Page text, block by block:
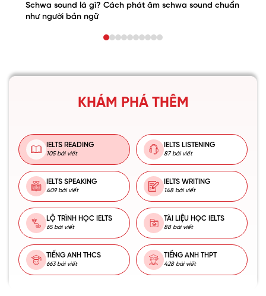
Schwa sound là gì? Cách phát âm schwa sound chuẩn
như người bản ngữ
KHÁM PHÁ THÊM
IELTS READING
105 bài viết
IELTS LISTENING
87 bài viết
IELTS SPEAKING
409 bài viết
IELTS WRITING
148 bài viết
LỘ TRÌNH HỌC IELTS
65 bài viết
TÀI LIỆU HỌC IELTS
88 bài viết
TIẾNG ANH THCS
663 bài viết
TIẾNG ANH THPT
428 bài viết